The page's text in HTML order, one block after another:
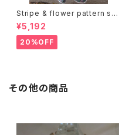
Stripe & flower pattern ski
rt ストライプ 花柄 スカート
¥5,192
20%OFF
その他の商品